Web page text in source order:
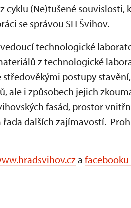
(Ne)tušené souvislosti,
se správou SH Švihov.
technologické
z technologické
postupy
ale i způsobech jejich
fasád, prostor
dalších zajímavostí.
a